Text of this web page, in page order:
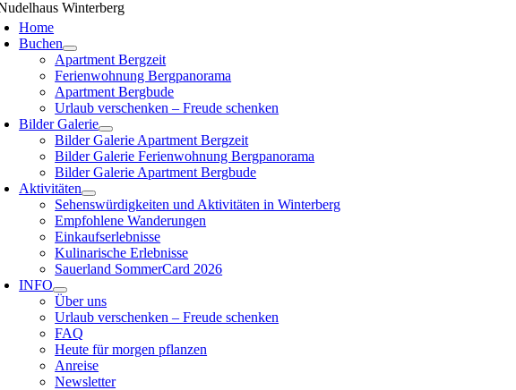
Home
Buchen
Apartment Bergzeit
Ferienwohnung Bergpanorama
Apartment Bergbude
Urlaub verschenken – Freude schenken
Bilder Galerie
Bilder Galerie Apartment Bergzeit
Bilder Galerie Ferienwohnung Bergpanorama
Bilder Galerie Apartment Bergbude
Aktivitäten
Sehenswürdigkeiten und Aktivitäten in Winterberg
Empfohlene Wanderungen
Einkaufserlebnisse
Kulinarische Erlebnisse
Sauerland SommerCard 2026
INFO
Über uns
Urlaub verschenken – Freude schenken
FAQ
Heute für morgen pflanzen
Anreise
Newsletter